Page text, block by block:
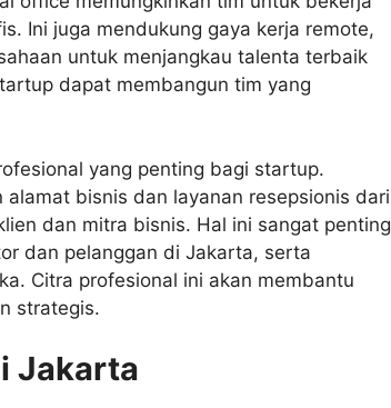
Ini juga mendukung gaya kerja remote,
untuk menjangkau talenta terbaik
dapat membangun tim yang
yang penting bagi startup.
bisnis dan layanan resepsionis dari
dan mitra bisnis. Hal ini sangat penting
dan pelanggan di Jakarta, serta
Citra profesional ini akan membantu
strategis.
Jakarta